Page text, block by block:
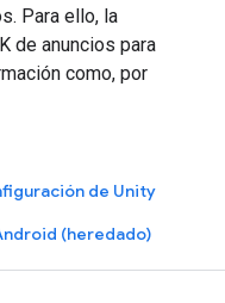
Para ello, la
de anuncios para
como, por
de Unity
(heredado)